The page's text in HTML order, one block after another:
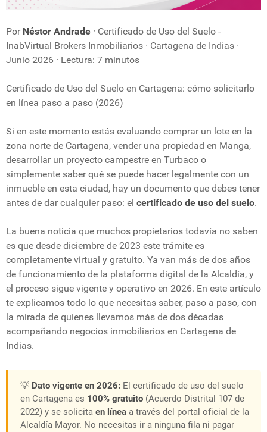
Por Néstor Andrade · Certificado de Uso del Suelo -
InabVirtual Brokers Inmobiliarios · Cartagena de Indias ·
Junio 2026 · Lectura: 7 minutos
Certificado de Uso del Suelo en Cartagena: cómo solicitarlo
en línea paso a paso (2026)
Si en este momento estás evaluando comprar un lote en la
zona norte de Cartagena, vender una propiedad en Manga,
desarrollar un proyecto campestre en Turbaco o
simplemente saber qué se puede hacer legalmente con un
inmueble en esta ciudad, hay un documento que debes tener
antes de dar cualquier paso: el certificado de uso del suelo.
La buena noticia que muchos propietarios todavía no saben
es que desde diciembre de 2023 este trámite es
completamente virtual y gratuito. Ya van más de dos años
de funcionamiento de la plataforma digital de la Alcaldía, y
el proceso sigue vigente y operativo en 2026. En este artículo
te explicamos todo lo que necesitas saber, paso a paso, con
la mirada de quienes llevamos más de dos décadas
acompañando negocios inmobiliarios en Cartagena de
Indias.
💡 Dato vigente en 2026: El certificado de uso del suelo
en Cartagena es 100% gratuito (Acuerdo Distrital 107 de
2022) y se solicita en línea a través del portal oficial de la
Alcaldía Mayor. No necesitas ir a ninguna fila ni pagar